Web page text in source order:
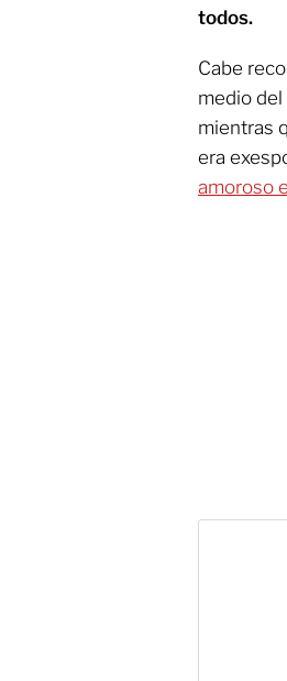
todos.
Cabe
medio del
mientras
era
amoroso